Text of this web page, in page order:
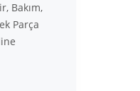
Bakım,
Parça